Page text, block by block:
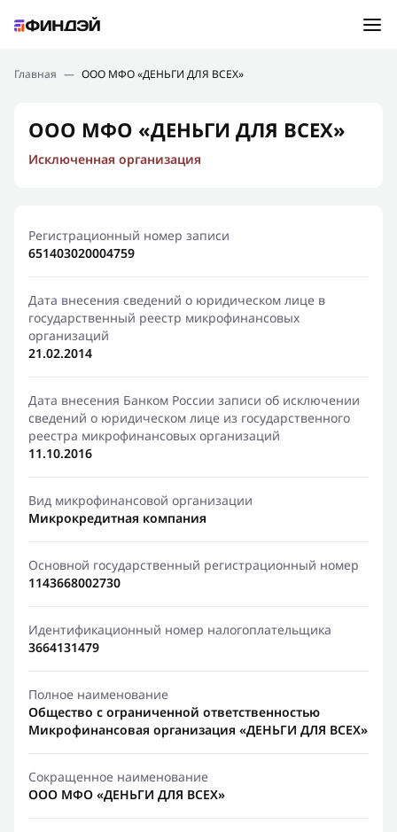
Подбор займа
Новости
Финансовое просвещение
Главная — ООО МФО «ДЕНЬГИ ДЛЯ ВСЕХ»
ООО МФО «ДЕНЬГИ ДЛЯ ВСЕХ»
Исключенная организация
Регистрационный номер записи
651403020004759
Дата внесения сведений о юридическом лице в
государственный реестр микрофинансовых
организаций
21.02.2014
Дата внесения Банком России записи об исключении
сведений о юридическом лице из государственного
реестра микрофинансовых организаций
11.10.2016
Вид микрофинансовой организации
Микрокредитная компания
Основной государственный регистрационный номер
1143668002730
Идентификационный номер налогоплательщика
3664131479
Полное наименование
Общество с ограниченной ответственностью
Микрофинансовая организация «ДЕНЬГИ ДЛЯ ВСЕХ»
Сокращенное наименование
ООО МФО «ДЕНЬГИ ДЛЯ ВСЕХ»
Ошибка:Контактная форма не найдена.
Спасибо, что написали нам
Мы свяжемся с Вами в ближайшее время и сообщим
результат
Отправить новый запрос